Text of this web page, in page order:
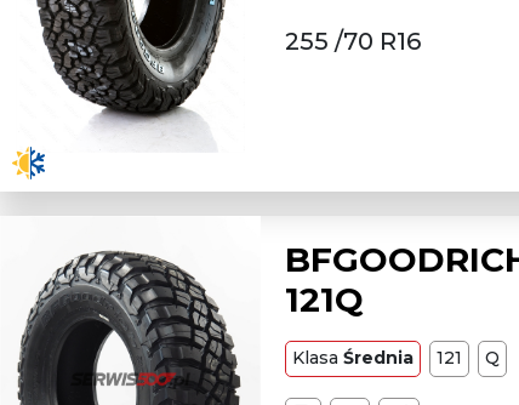
255 /70 R16
121Q
Klasa Średnia 121 Q